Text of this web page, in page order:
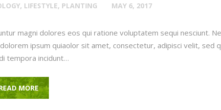
, LIFESTYLE, PLANTING MAY 6, 2017
magni dolores eos qui ratione voluptatem sequi nesciunt.
ipsum quiaolor sit amet, consectetur, adipisci velit, sed
tempora incidunt…
MORE